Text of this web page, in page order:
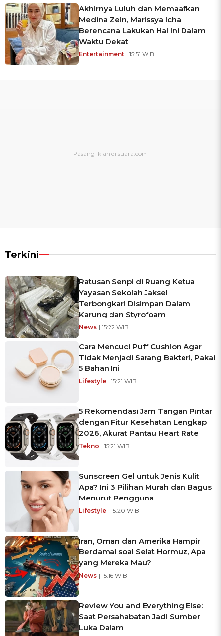
Akhirnya Luluh dan Memaafkan
Medina Zein, Marissya Icha
Berencana Lakukan Hal Ini Dalam
Waktu Dekat
Entertainment | 15:51 WIB
Terkini
Ratusan Senpi di Ruang Ketua
Yayasan Sekolah Jaksel
Terbongkar! Disimpan Dalam
Karung dan Styrofoam
News | 15:22 WIB
Cara Mencuci Puff Cushion Agar
Tidak Menjadi Sarang Bakteri, Pakai
5 Bahan Ini
Lifestyle | 15:21 WIB
5 Rekomendasi Jam Tangan Pintar
dengan Fitur Kesehatan Lengkap
2026, Akurat Pantau Heart Rate
Tekno | 15:21 WIB
Sunscreen Gel untuk Jenis Kulit
Apa? Ini 3 Pilihan Murah dan Bagus
Menurut Pengguna
Lifestyle | 15:20 WIB
Iran, Oman dan Amerika Hampir
Berdamai soal Selat Hormuz, Apa
yang Mereka Mau?
News | 15:16 WIB
Review You and Everything Else:
Saat Persahabatan Jadi Sumber
Luka Dalam